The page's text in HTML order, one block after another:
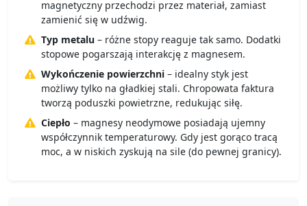
magnetyczny przechodzi przez materiał, zamiast
zamienić się w udźwig.
Typ metalu – różne stopy reaguje tak samo. Dodatki
stopowe pogarszają interakcję z magnesem.
Wykończenie powierzchni – idealny styk jest
możliwy tylko na gładkiej stali. Chropowata faktura
tworzą poduszki powietrzne, redukując siłę.
Ciepło – magnesy neodymowe posiadają ujemny
współczynnik temperaturowy. Gdy jest gorąco tracą
moc, a w niskich zyskują na sile (do pewnej granicy).